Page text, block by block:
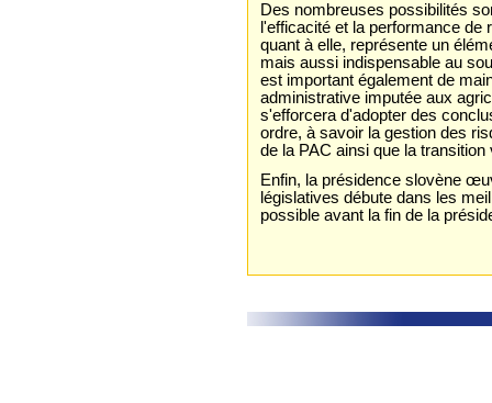
Des nombreuses possibilités
l'efficacité et la performance
quant à elle, représente un
mais aussi indispensable au
est important également de
administrative imputée aux
s'efforcera d'adopter des
ordre, à savoir la gestion des
de la PAC ainsi que la
Enfin, la présidence slovène
législatives débute dans les
possible avant la fin de la